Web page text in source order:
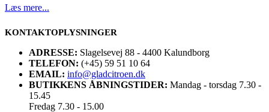
Læs mere...
KONTAKTOPLYSNINGER
ADRESSE: Slagelsevej 88 - 4400 Kalundborg
TELEFON: (+45) 59 51 10 64
EMAIL: info@gladcitroen.dk
BUTIKKENS ÅBNINGSTIDER: Mandag - torsdag 7.30 -
15.45
Fredag 7.30 - 15.00